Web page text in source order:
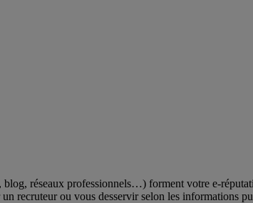
réseaux professionnels…) forment votre e-
recruteur ou vous desservir selon les informations